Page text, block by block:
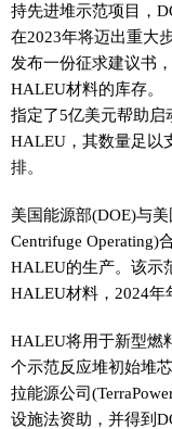
持先进堆示范项目，
在2023年将迈出重大
发布一份征求建议书
HALEU材料的库存。
指定了5亿美元帮助启
HALEU，其数量足以
排。
美国能源部(DOE)与
Centrifuge Operating)
HALEU的生产。该示
HALEU材料，2024年
HALEU将用于新型燃
个示范反应堆初始堆
拉能源公司
设施法资助，并得到